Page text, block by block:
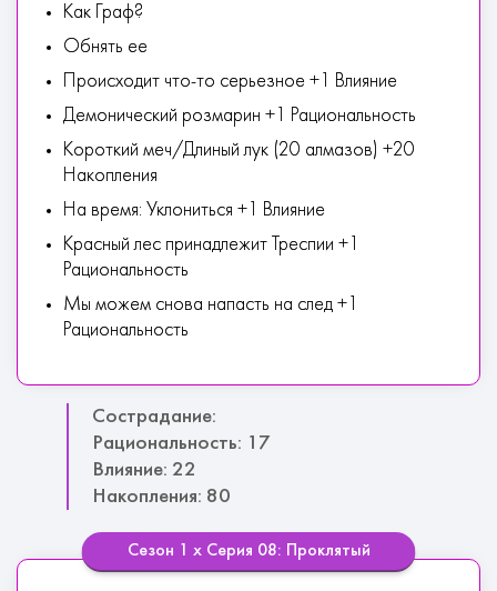
Как Граф?
Обнять ее
Происходит что-то серьезное +1 Влияние
Демонический розмарин +1 Рациональность
Короткий меч/Длиный лук (20 алмазов) +20
Накопления
На время: Уклониться +1 Влияние
Красный лес принадлежит Треспии +1
Рациональность
Мы можем снова напасть на след +1
Рациональность
Сострадание:
Рациональность: 17
Влияние: 22
Накопления: 80
Сезон 1 х Серия 08: Проклятый